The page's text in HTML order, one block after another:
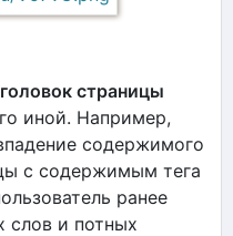
страницы
иной. Например,
содержимого
с содержимым тега
ранее
слов и потных